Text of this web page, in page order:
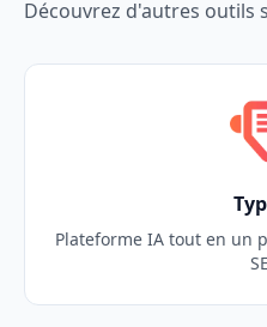
Découvrez d'autres outils
Plateforme IA tout en un